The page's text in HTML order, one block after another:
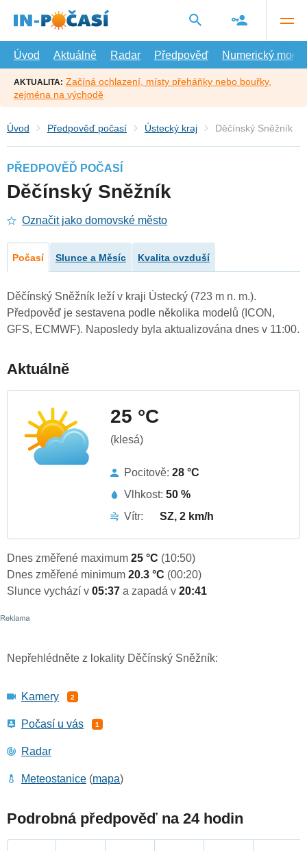
hlavní
Úvod
Aktuálně Radar Předpověď Numerický model
AKTUALITA: Začíná ochlazení, místy přeháňky nebo bouřky,
zejména na východě
Úvod Předpověď počasí Ústecký kraj Děčínský Sněžník
PŘEDPOVĚĎ POČASÍ
Děčínský Sněžník
Označit jako domovské město
Počasí Slunce a Měsíc Kvalita ovzduší
Děčínský Sněžník leží v kraji Ústecký (723 m n. m.).
Předpověď je sestavena podle několika modelů (ICON,
GFS, ECMWF). Naposledy byla aktualizována dnes v 11:00.
Aktuálně
25 °C
(klesá)
Pocitově: 28 °C
Vlhkost: 50 %
Vítr:
SZ, 2 km/h
Dnes změřené maximum 25 °C (10:50)
Dnes změřené minimum 20.3 °C (00:20)
Slunce vychází v 05:37 a zapadá v 20:41
Nepřehlédněte z lokality Děčínský Sněžník:
Kamery 2
Počasí u vás 1
Radar
Meteostanice (mapa)
Podrobná předpověď na 24 hodin